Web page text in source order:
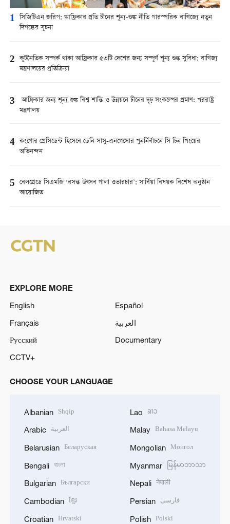
1 সিজিটিএন জরিপ: আফ্রিকার প্রতি চীনের শূন্য-শুল্ক নীতি পারস্পরিক বাণিজ্যে নতুন
দিগন্তের সূচনা
2 কূটনৈতিক সম্পর্ক থাকা আফ্রিকার ৫৩টি দেশের জন্য সম্পূর্ণ শূন্য শুল্ক সুবিধা: বাণিজ্য
মন্ত্রণালয়ের প্রতিক্রিয়া
3
আফ্রিকার জন্য শূন্য শুল্ক বিশ্ব শান্তি ও উন্নয়নে চীনের দৃঢ় সংকল্পের প্রমাণ: পররাষ্ট্র
মন্ত্রণালয়
4 কংগোর প্রেসিডেন্ট হিসেবে ডেনি সাসু-এনগেসোর পুনর্নির্বাচনে সি চিন পিংয়ের
অভিনন্দন
5 বেলগ্রেডে সিএমজি ‘বসন্ত উৎসব গালা ওভারচার’: সার্বিয়া বিষয়ক বিশেষ অনুষ্ঠান
আয়োজিত
EXPLORE MORE
English
Español
Français
العربية
Русский
Documentary
CCTV+
CHOOSE YOUR LANGUAGE
Albanian Shqip
Arabic العربية
Belarusian Беларуская
Bengali বাংলা
Bulgarian Български
Cambodian ខ្មែរ
Croatian Hrvatski
Lao ລາວ
Malay Bahasa Melayu
Mongolian Монгол
Myanmar မြန်မာဘာသာ
Nepali नेपाली
Persian فارسی
Polish Polski